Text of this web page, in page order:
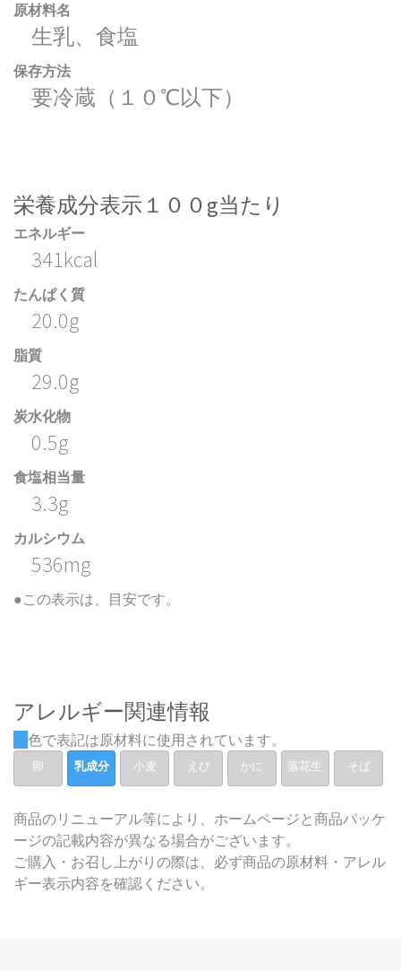
原材料名
生乳、食塩
保存方法
要冷蔵（１０℃以下）
栄養成分表示１００g当たり
エネルギー
341kcal
たんぱく質
20.0g
脂質
29.0g
炭水化物
0.5g
食塩相当量
3.3g
カルシウム
536mg
●この表示は、目安です。
アレルギー関連情報
色で表記は原材料に使用されています。
卵 乳成分 小麦 えび かに 落花生 そば
商品のリニューアル等により、ホームページと商品パッケ
ージの記載内容が異なる場合がございます。
ご購入・お召し上がりの際は、必ず商品の原材料・アレル
ギー表示内容を確認ください。